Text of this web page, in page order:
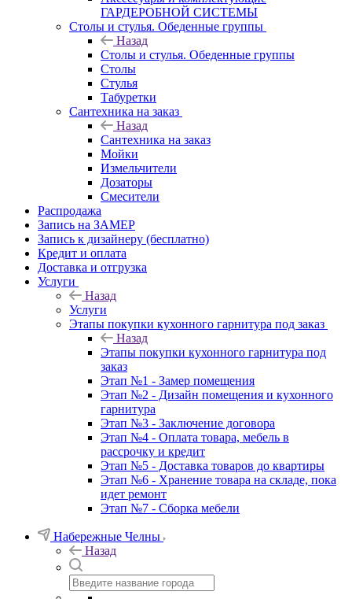
ГАРДЕРОБНОЙ СИСТЕМЫ
Столы и стулья. Обеденные группы
Назад
Столы и стулья. Обеденные группы
Столы
Стулья
Табуретки
Сантехника на заказ
Назад
Сантехника на заказ
Мойки
Измельчители
Дозаторы
Смесители
Распродажа
Запись на ЗАМЕР
Запись к дизайнеру (бесплатно)
Кредит и оплата
Доставка и отгрузка
Услуги
Назад
Услуги
Этапы покупки кухонного гарнитура под заказ
Назад
Этапы покупки кухонного гарнитура под
заказ
Этап №1 - Замер помещения
Этап №2 - Дизайн помещения и кухонного
гарнитура
Этап №3 - Заключение договора
Этап №4 - Оплата товара, мебель в
рассрочку и кредит
Этап №5 - Доставка товаров до квартиры
Этап №6 - Хранение товара на складе, пока
идет ремонт
Этап №7 - Сборка мебели
Набережные Челны
Назад